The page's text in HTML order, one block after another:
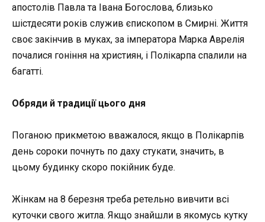
апостолів Павла та Івана Богослова, близько
шістдесяти років служив єпископом в Смирні. Життя
своє закінчив в муках, за імператора Марка Аврелія
почалися гоніння на християн, і Полікарпа спалили на
багатті.
Обряди й традиції цього дня
Поганою прикметою вважалося, якщо в Полікарпів
день сороки почнуть по даху стукати, значить, в
цьому будинку скоро покійник буде.
Жінкам на 8 березня треба ретельно вивчити всі
куточки свого житла. Якщо знайшли в якомусь кутку